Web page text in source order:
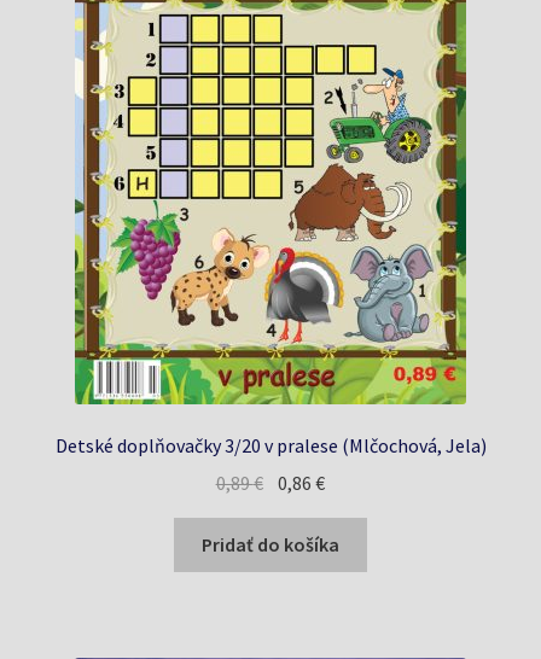
Detské doplňovačky 3/20 v pralese (Mlčochová, Jela)
0,89€ Pôvodná
cena
bola:
0,89 €.
0,86€Aktuálna
cena
je:
0,86 €.
Pridať do košíka